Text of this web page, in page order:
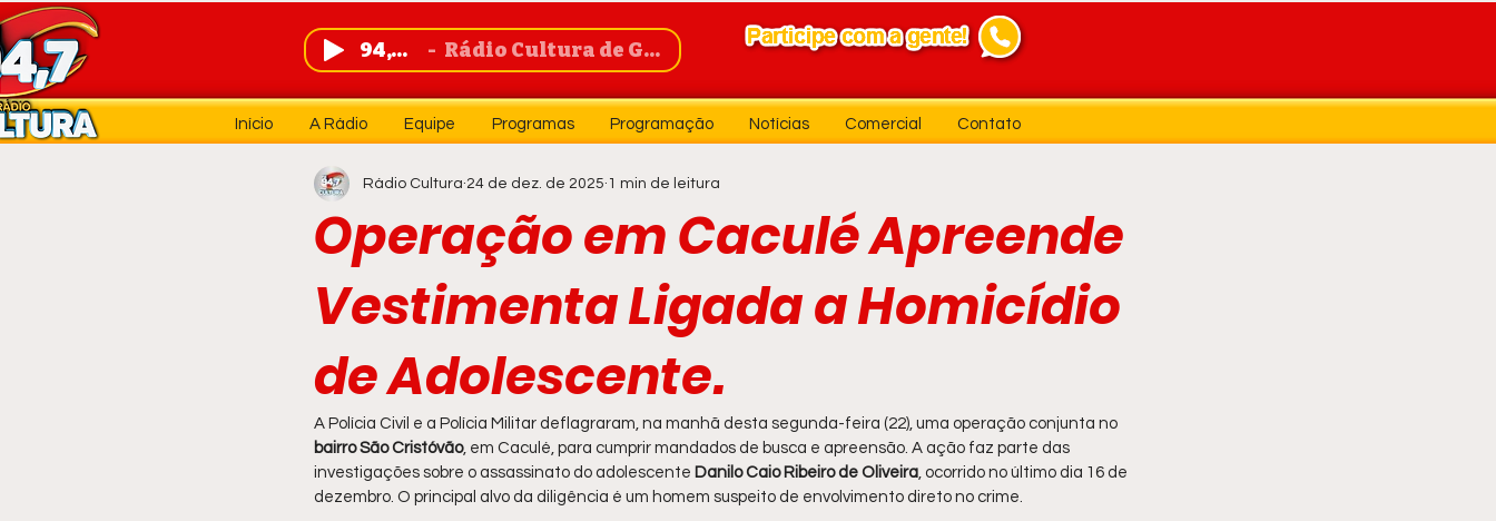
94,7 FM Rádio Cultura de Guanambi
Início A Rádio Equipe Programas Programação Notícias Comercial Contato
Operação em Caculé Apreende
Vestimenta Ligada a Homicídio
de Adolescente.
Rádio Cultura 24 de dez. de 2025 1 min de leitura
A Polícia Civil e a Polícia Militar deflagraram, na manhã desta segunda-feira (22), uma operação conjunta no
bairro São Cristóvão, em Caculé, para cumprir mandados de busca e apreensão. A ação faz parte das
investigações sobre o assassinato do adolescente Danilo Caio Ribeiro de Oliveira, ocorrido no último dia 16 de
dezembro. O principal alvo da diligência é um homem suspeito de envolvimento direto no crime.